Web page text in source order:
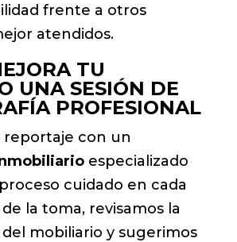
frente a otros
atendidos.
TU
UNA SESIÓN DE
PROFESIONAL
reportaje con un
especializado
cuidado en cada
la toma, revisamos la
mobiliario y sugerimos